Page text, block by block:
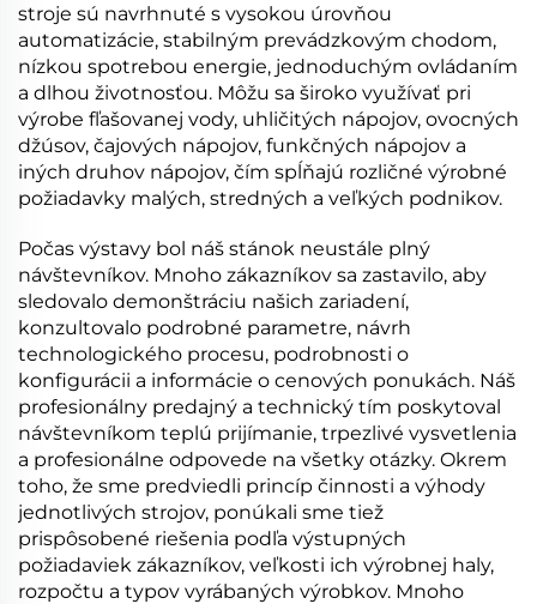
stroje sú navrhnuté s vysokou úrovňou
automatizácie, stabilným prevádzkovým chodom,
nízkou spotrebou energie, jednoduchým ovládaním
a dlhou životnosťou. Môžu sa široko využívať pri
výrobe fľašovanej vody, uhličitých nápojov, ovocných
džúsov, čajových nápojov, funkčných nápojov a
iných druhov nápojov, čím spĺňajú rozličné výrobné
požiadavky malých, stredných a veľkých podnikov.
Počas výstavy bol náš stánok neustále plný
návštevníkov. Mnoho zákazníkov sa zastavilo, aby
sledovalo demonštráciu našich zariadení,
konzultovalo podrobné parametre, návrh
technologického procesu, podrobnosti o
konfigurácii a informácie o cenových ponukách. Náš
profesionálny predajný a technický tím poskytoval
návštevníkom teplú prijímanie, trpezlivé vysvetlenia
a profesionálne odpovede na všetky otázky. Okrem
toho, že sme predviedli princíp činnosti a výhody
jednotlivých strojov, ponúkali sme tiež
prispôsobené riešenia podľa výstupných
požiadaviek zákazníkov, veľkosti ich výrobnej haly,
rozpočtu a typov vyrábaných výrobkov. Mnoho